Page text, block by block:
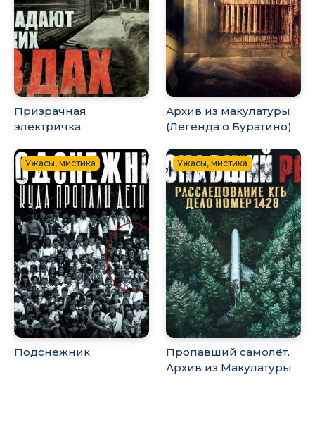
Призрачная
электричка
Архив из макулатуры
(Легенда о Буратино)
Ужасы, мистика
Подснежник
Ужасы, мистика
Пропавший самолёт.
Архив из Макулатуры